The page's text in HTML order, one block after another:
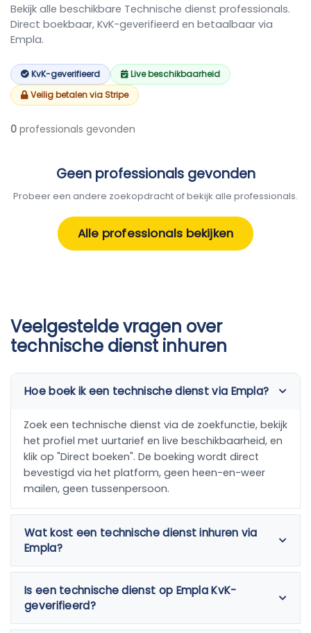
Bekijk alle beschikbare Technische dienst professionals.
Direct boekbaar, KvK-geverifieerd en betaalbaar via
Empla.
KvK-geverifieerd
Live beschikbaarheid
Veilig betalen via Stripe
0 professionals gevonden
Geen professionals gevonden
Probeer een andere zoekopdracht of bekijk alle professionals.
Alle professionals bekijken
Veelgestelde vragen over
technische dienst inhuren
Hoe boek ik een technische dienst via Empla?
Zoek een technische dienst via de zoekfunctie, bekijk
het profiel met uurtarief en live beschikbaarheid, en
klik op "Direct boeken". De boeking wordt direct
bevestigd via het platform, geen heen-en-weer
mailen, geen tussenpersoon.
Wat kost een technische dienst inhuren via
Empla?
Is een technische dienst op Empla KvK-
geverifieerd?